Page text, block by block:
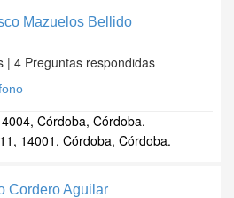
Mazuelos Bellido
| 4 Preguntas respondidas
Córdoba, Córdoba.
14001, Córdoba, Córdoba.
Cordero Aguilar